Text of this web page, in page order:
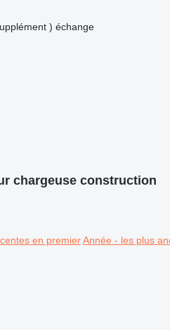
) échange
chargeuse construction
en premier Année - les plus